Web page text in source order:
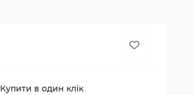
Купити в один клік